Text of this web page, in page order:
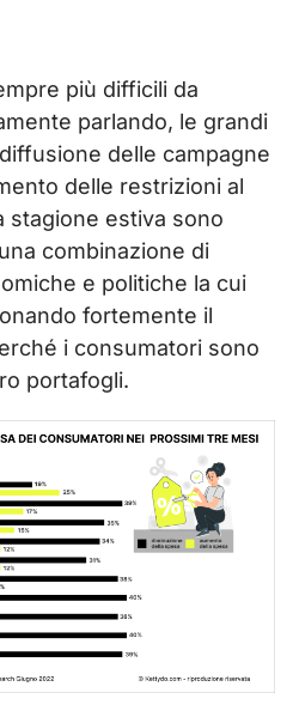
più difficili da
parlando, le grandi
delle campagne
delle restrizioni al
stagione estiva sono
combinazione di
e politiche la cui
fortemente il
i consumatori sono
portafogli.